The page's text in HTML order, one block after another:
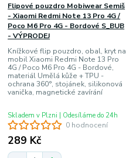
0 hodnocení
Flipové pouzdro Mobiwear Semiš
- Xiaomi Redmi Note 13 Pro 4G /
Poco M6 Pro 4G - Bordové S_BUB
- VÝPRODEJ
Knížkové flip pouzdro, obal, kryt na
mobil Xiaomi Redmi Note 13 Pro
4G / Poco M6 Pro 4G - Bordové,
materiál Umělá kůže + TPU -
ochrana 360°, stojánek, silikonová
vanička, magnetické zavírání
289 Kč
Skladem v Plzni | Odesíláme do 24h